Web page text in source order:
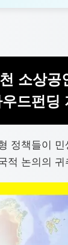
소상공
우드펀딩
정책들이
적 논의의